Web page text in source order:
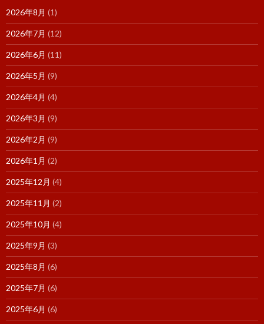
2026年8月 (1)
2026年7月 (12)
2026年6月 (11)
2026年5月 (9)
2026年4月 (4)
2026年3月 (9)
2026年2月 (9)
2026年1月 (2)
2025年12月 (4)
2025年11月 (2)
2025年10月 (4)
2025年9月 (3)
2025年8月 (6)
2025年7月 (6)
2025年6月 (6)